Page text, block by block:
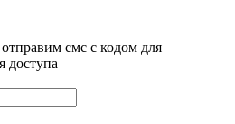
смс с кодом для
доступа